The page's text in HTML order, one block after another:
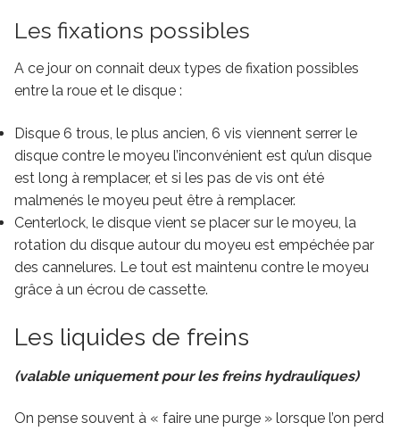
Les fixations possibles
A ce jour on connait deux types de fixation possibles
entre la roue et le disque :
Disque 6 trous, le plus ancien, 6 vis viennent serrer le
disque contre le moyeu l’inconvénient est qu’un disque
est long à remplacer, et si les pas de vis ont été
malmenés le moyeu peut être à remplacer.
Centerlock, le disque vient se placer sur le moyeu, la
rotation du disque autour du moyeu est empéchée par
des cannelures. Le tout est maintenu contre le moyeu
grâce à un écrou de cassette.
Les liquides de freins
(valable uniquement pour les freins hydrauliques)
On pense souvent à « faire une purge » lorsque l’on perd